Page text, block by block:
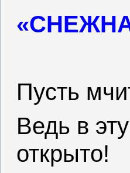
Пусть
Ведь в
открыто!